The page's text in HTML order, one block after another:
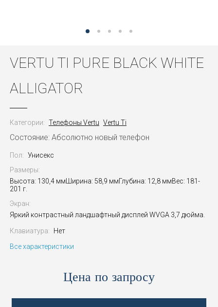
VERTU TI PURE BLACK WHITE
ALLIGATOR
Категории: Телефоны Vertu Vertu Ti
Состояние: Абсолютно новый телефон
Пол: Унисекс
Размеры:
Высота: 130,4 ммШирина: 58,9 ммГлубина: 12,8 ммВес: 181-
201 г.
Экран:
Яркий контрастный ландшафтный дисплей WVGA 3,7 дюйма.
Клавиатура:
Нет
Все характеристики
Цена по запросу